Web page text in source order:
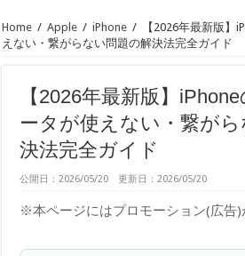
Home / Apple / iPhone /
【2026年最新版】
えない・繋がらない問題の解決法完全ガイド
【2026年最新版】
ータが使えない・繋が
決法完全ガイド
公開日：2026/05/20 更新日：2026/05/20
※本ページにはプロモーション(広告)